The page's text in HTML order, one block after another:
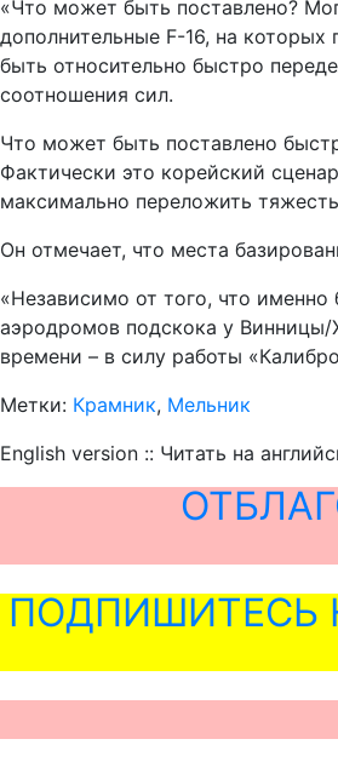
«Что может быть поставлено?
дополнительные F-16, на
быть относительно быстро
соотношения сил.
Что может быть поставлено
Фактически это корейский
максимально переложить
Он отмечает, что места
«Независимо от того, что
аэродромов подскока у Винницы/
времени – в силу работы
Метки: Крамник, Мельник
English version :: Читать на
ПОДПИШИТЕСЬ